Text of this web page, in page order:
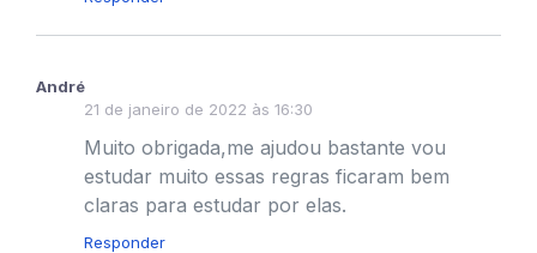
André
21 de janeiro de 2022 às 16:30
Muito obrigada,me ajudou bastante vou
estudar muito essas regras ficaram bem
claras para estudar por elas.
Responder